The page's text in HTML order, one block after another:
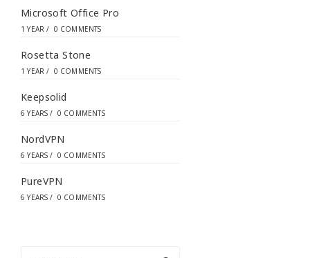
Microsoft Office Pro
1 YEAR / 0 COMMENTS
Rosetta Stone
1 YEAR / 0 COMMENTS
Keepsolid
6 YEARS / 0 COMMENTS
NordVPN
6 YEARS / 0 COMMENTS
PureVPN
6 YEARS / 0 COMMENTS